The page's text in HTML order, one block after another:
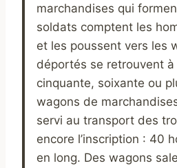
marchandises qui
soldats comptent les
et les poussent vers les
déportés se retrouvent
cinquante, soixante ou
wagons de
servi au transport des
encore l’inscription : 40
en long. Des wagons